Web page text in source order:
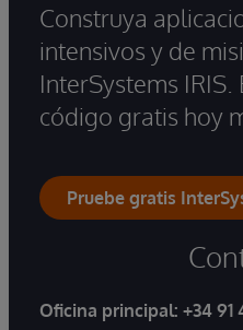
Construya
intensivos y de
InterSystems
código gratis hoy
Pruebe gratis
Oficina principal: +34 91